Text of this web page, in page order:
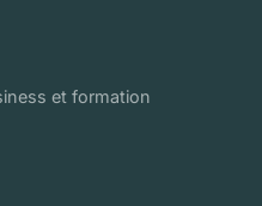
et formation